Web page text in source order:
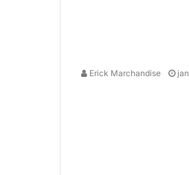
Erick Marchandise